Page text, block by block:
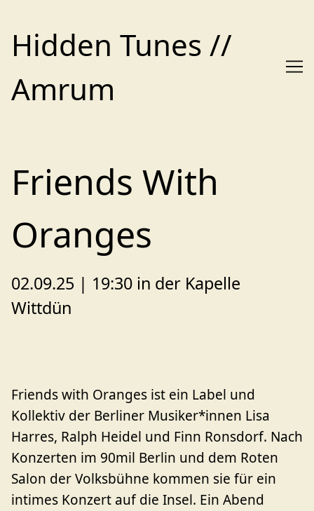
Content
Hidden Tunes //
Amrum
Friends With
Oranges
02.09.25 | 19:30 in der Kapelle
Wittdün
Friends with Oranges ist ein Label und
Kollektiv der Berliner Musiker*innen Lisa
Harres, Ralph Heidel und Finn Ronsdorf. Nach
Konzerten im 90mil Berlin und dem Roten
Salon der Volksbühne kommen sie für ein
intimes Konzert auf die Insel. Ein Abend